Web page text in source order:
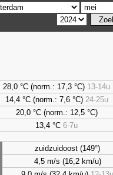
28,0 °C (norm.: 17,3 °C) 13-14u
14,4 °C (norm.: 7,6 °C) 24-25u
20,0 °C (norm.: 12,5 °C)
13,4 °C 6-7u
zuidzuidoost (149°)
4,5 m/s (16,2 km/u)